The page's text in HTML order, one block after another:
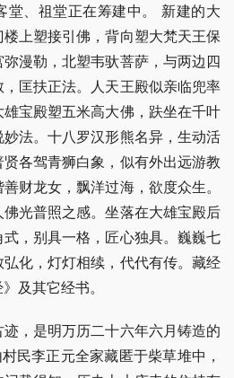
堂、祖堂正在筹建中。 新建的大
上塑接引佛，背向塑大梵天王保
漫勒，北塑韦驮菩萨，与两边四
匡扶正法。人天王殿似亲临兜率
宝殿塑五米高大佛，趺坐在千叶
法。十八罗汉形熊名异，生动活
各驾青狮白象，似有外出远游教
财龙女，飘洋过海，欲度众生。
光普照之感。坐落在大雄宝殿后
，别具一格，匠心独具。巍巍七
化，灯灯相续，代代有传。藏经
及其它经书。
，是明万历二十六年六月铸造的
民李正元全家藏匿于柴草堆中，